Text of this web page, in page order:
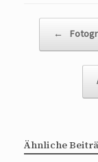
←
Ähnliche